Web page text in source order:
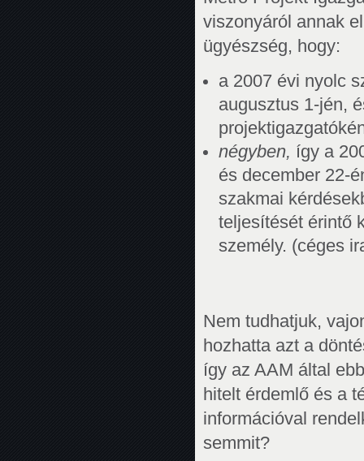
viszonyáról annak
ügyészség, hogy:
a 2007 évi nyolc
augusztus 1-jén,
négyben, így a
és december 22-
szakmai
teljesítését érintő
személy. (céges
Nem tudhatjuk,
hozhatta azt a
így az AAM által
hitelt érdemlő és a
információval
semmit?